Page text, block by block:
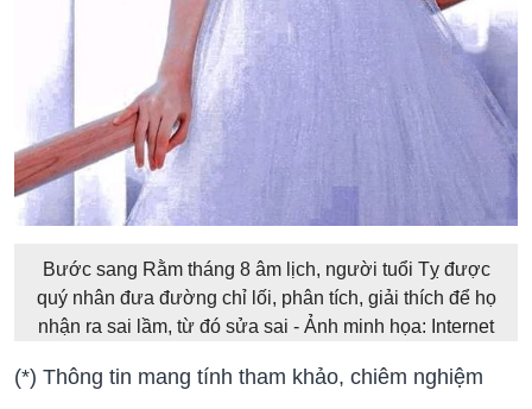
Bước sang Rằm tháng 8 âm lịch, người tuổi Tỵ được
quý nhân đưa đường chỉ lối, phân tích, giải thích để họ
nhận ra sai lầm, từ đó sửa sai - Ảnh minh họa: Internet
(*) Thông tin mang tính tham khảo, chiêm nghiệm